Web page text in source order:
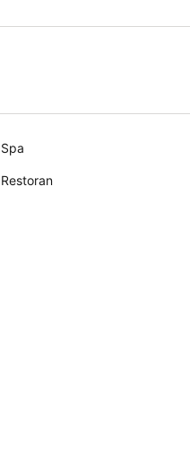
Spa
Restoran